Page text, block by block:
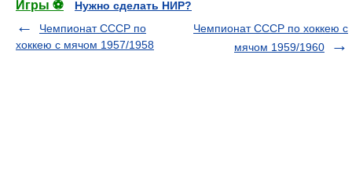
Игры ⚽
Нужно сделать НИР?
Чемпионат СССР по
хоккею с мячом 1957/1958
Чемпионат СССР по хоккею с
мячом 1959/1960